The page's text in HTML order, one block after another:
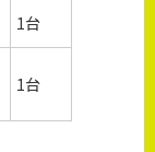
1台
1台